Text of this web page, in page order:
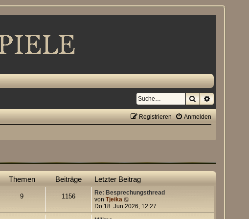
SucheErweiterte
Anmelden
Registrieren
Themen Beiträge Letzter Beitrag
9 1156
Re: Besprechungsthread
von Tjeika
e
u
Do 18. Jun 2026, 12:27